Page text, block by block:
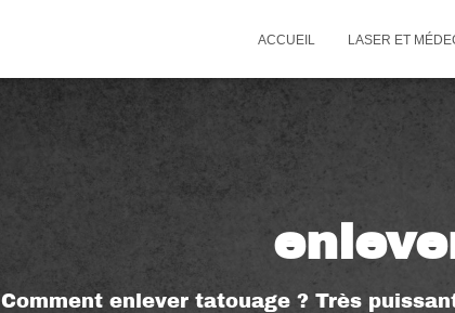
ACCUEIL LASER ET
Comment enlever tatouage ? Très